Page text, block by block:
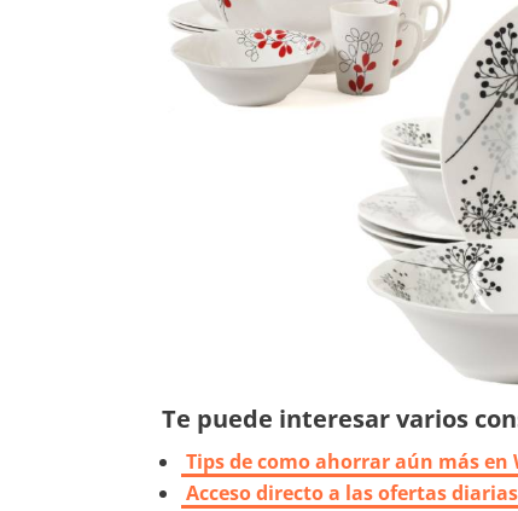
Te puede interesar varios
Tips de como ahorrar aún más en
Acceso directo a las ofertas